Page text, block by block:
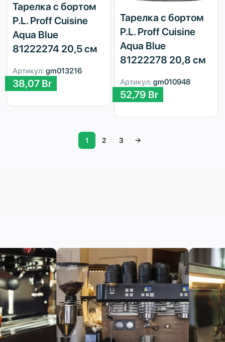
Тарелка с бортом
P.L. Proff Cuisine
Aqua Blue
81222274 20,5 см
Артикул: gm013216
38,07 Br
Тарелка с бортом
P.L. Proff Cuisine
Aqua Blue
81222278 20,8 см
Артикул: gm010948
52,79 Br
1 2 3 →